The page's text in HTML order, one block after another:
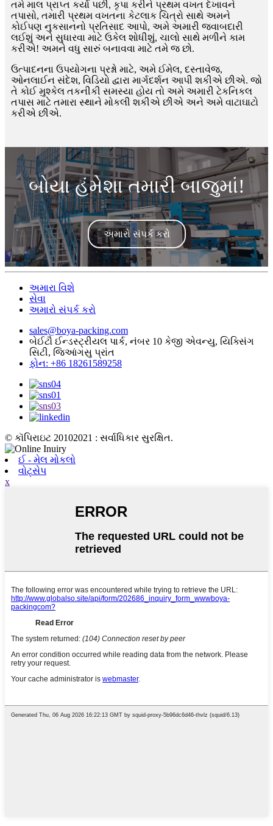
તમે માલ પ્રાપ્ત કર્યા પછી, કૃપા કરીને પ્રથમ વખત દેખાવને
તપાસો, તમારી પ્રથમ વખતના કેટલાક ચિત્રો સાથે અમને
કોઈપણ નુકસાનનો પ્રતિસાદ આપો, અમે અમારી જવાબદારી
લઈશું અને સુધારવા માટે ઉકેલ શોધીશું, ચાલો સાથે મળીને કામ
કરીએ! અમને વધુ સારું બનાવવા માટે તમે જ છો.
ઉત્પાદનના ઉપયોગના પ્રશ્નો માટે, અમે ઈમેલ, દસ્તાવેજ,
ઓનલાઈન સંદેશ, વિડિયો દ્વારા માર્ગદર્શન આપી શકીએ છીએ. જો
તે કોઈ મુશ્કેલ તકનીકી સમસ્યા હોય તો અમે અમારી ટેકનિકલ
તપાસ માટે તમારા સ્થાને મોકલી શકીએ છીએ અને અમે વાટાઘાટો
કરીએ છીએ.
બોયા હંમેશા તમારી બાજુમાં!
અમારો સંપર્ક કરો
અમારા વિશે
સેવા
અમારો સંપર્ક કરો
sales@boya-packing.com
બેઈટૌ ઈન્ડસ્ટ્રીયલ પાર્ક, નંબર 10 કેજી એવન્યુ, યિક્સિંગ
સિટી, જિઆંગસુ પ્રાંત
ફોન: +86 18261589258
© કૉપિરાઇટ 20102021 : સર્વાધિકાર સુરક્ષિત.
ઈ - મેલ મોકલો
વોટ્સેપ
x